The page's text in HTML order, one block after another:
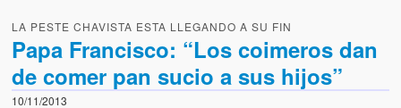
¡Bienvenido!
Todos Unidos por Venezuela te da la bienvenida a éste nuestro
Blog. (Todos Unidos por Venezuela welcomes you to our Blog)
LA PESTE CHAVISTA ESTA LLEGANDO A SU FIN
Papa Francisco: “Los coimeros dan
de comer pan sucio a sus hijos”
10/11/2013